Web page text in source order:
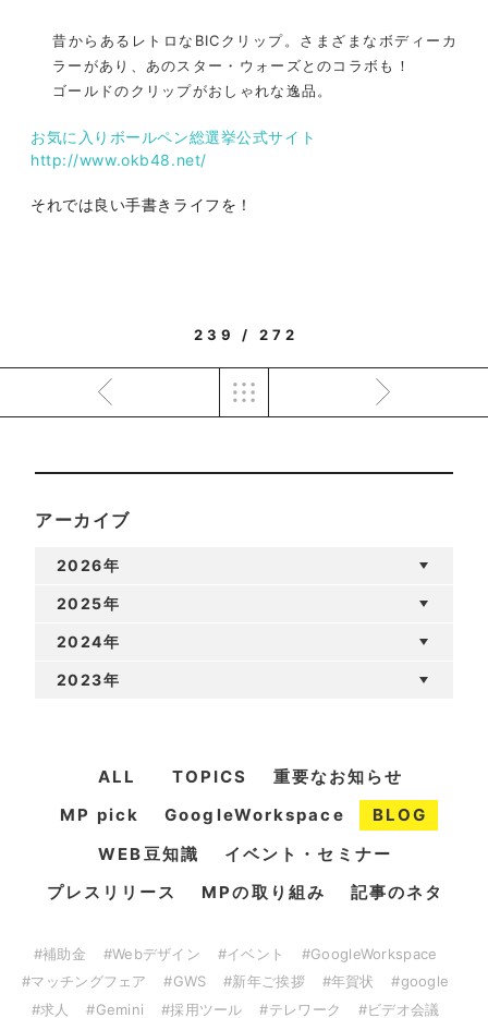
昔からあるレトロなBICクリップ。さまざまなボディーカ
ラーがあり、あのスター・ウォーズとのコラボも！
ゴールドのクリップがおしゃれな逸品。
お気に入りボールペン総選挙公式サイト
http://www.okb48.net/
それでは良い手書きライフを！
239 / 272
アーカイブ
2026年
2025年
2024年
2023年
ALL TOPICS
重要なお知らせ
MP pick
GoogleWorkspace
BLOG
WEB豆知識
イベント・セミナー
プレスリリース
MPの取り組み 記事のネタ
#補助金 #Webデザイン #イベント
#GoogleWorkspace
#マッチングフェア
#GWS #新年ご挨拶 #年賀状
#google
#求人
#Gemini #採用ツール #テレワーク
#ビデオ会議